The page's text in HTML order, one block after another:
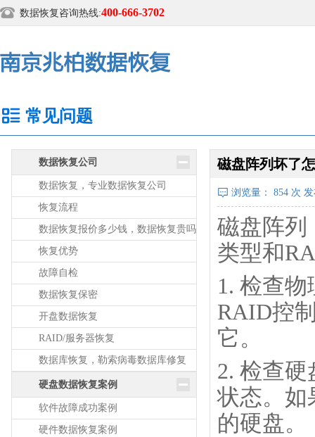
数据恢复咨询热线:400-666-3702
常见问题
数据恢复公司
数据恢复，专业数据恢复公司
恢复流程
数据恢复报价多少钱，数据恢复贵吗
恢复优势
故障自检
数据恢复保密
开盘数据恢复
RAID/服务器恢复
数据库恢复，勒索病毒数据库修复
硬盘数据恢复案例
软件故障成功案例
硬件数据恢复案例
磁盘阵列坏了
浏览量： 854 次
磁盘阵列
类型和
1. 检查
RAID控
它。
2. 检查
状态。如
的硬盘。